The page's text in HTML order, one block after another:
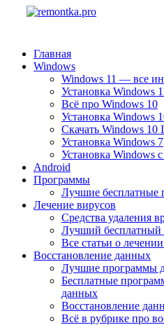
Главная
Windows
Windows 11 — все
Установка Windows
Всё про Windows 10
Установка Windows
Скачать Windows 10
Установка Windows 7
Установка Windows
Android
Программы
Лучшие бесплатные
Лечение вирусов
Средства удаления
Лучший бесплатный
Все статьи о
Восстановление данных
Лучшие программы
Бесплатные
данных
Восстановление
Всё в рубрике про